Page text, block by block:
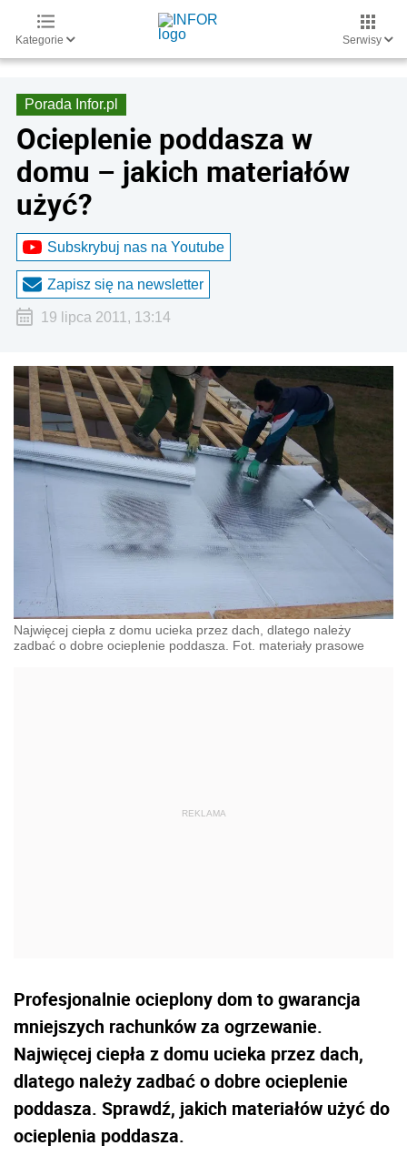
Kategorie Serwisy
Porada Infor.pl
Ocieplenie poddasza w
domu – jakich materiałów
użyć?
Subskrybuj nas na Youtube
Zapisz się na newsletter
19 lipca 2011, 13:14
Najwięcej ciepła z domu ucieka przez dach, dlatego należy
zadbać o dobre ocieplenie poddasza. Fot. materiały prasowe
Profesjonalnie ocieplony dom to gwarancja
mniejszych rachunków za ogrzewanie.
Najwięcej ciepła z domu ucieka przez dach,
dlatego należy zadbać o dobre ocieplenie
poddasza. Sprawdź, jakich materiałów użyć do
ocieplenia poddasza.